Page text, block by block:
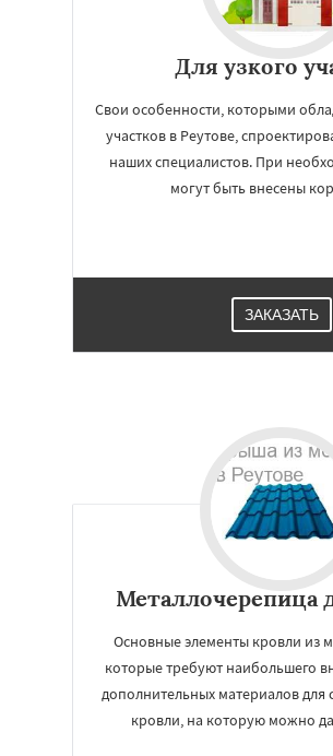
Для узкого
Свои особенности, которыми
участков в Реутове,
наших специалистов. При
могут быть внесены
ЗАКАЗАТЬ
Металлочерепица
Основные элементы кровли из
которые требуют наибольшего
дополнительных материалов для
кровли, на которую можно